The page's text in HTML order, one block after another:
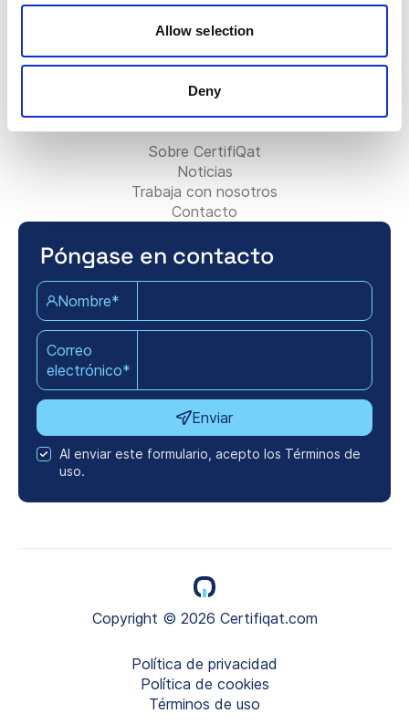
Allow selection
Deny
Para socios:
Bli konsultpartner
Lägg till ditt konsultföretag
Kontakta partnerteamet
Acerca de Certifiqat:
Sobre CertifiQat
Noticias
Trabaja con nosotros
Contacto
Póngase en contacto
Nombre*
Correo
electrónico*
Enviar
Al enviar este formulario, acepto los Términos de
uso.
Copyright © 2026 Certifiqat.com
Política de privacidad
Política de cookies
Términos de uso